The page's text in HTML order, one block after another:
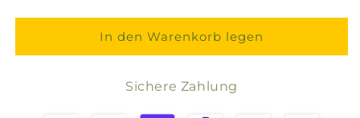
In den Warenkorb legen
Sichere Zahlung